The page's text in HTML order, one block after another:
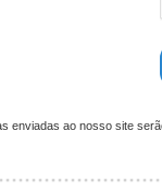
enviadas ao nosso site